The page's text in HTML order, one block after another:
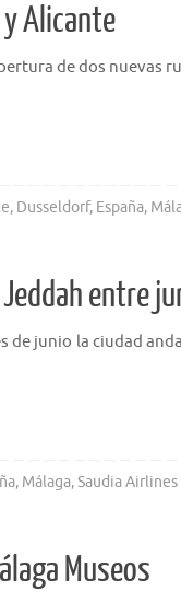
Alicante
de dos nuevas
, Dusseldorf, España,
entre
junio la ciudad
, Málaga,Saudia Airlines
Museos